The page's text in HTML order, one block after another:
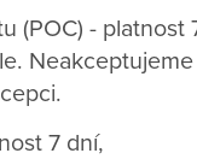
(POC) - platnost
Neakceptujeme
7 dní,